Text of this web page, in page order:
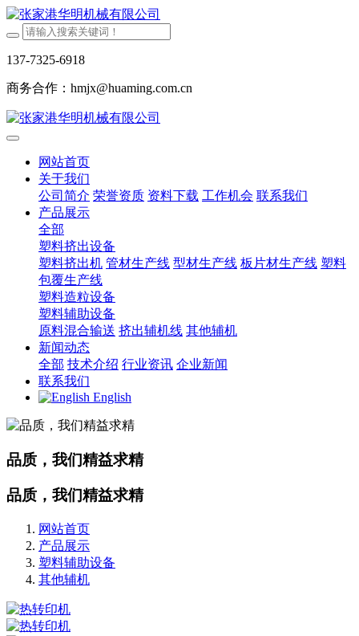
137-7325-6918
商务合作：hmjx@huaming.com.cn
网站首页
关于我们
公司简介 荣誉资质 资料下载 工作机会 联系我们
产品展示
全部
塑料挤出设备
塑料挤出机 管材生产线 型材生产线 板片材生产线 塑料
包覆生产线
塑料造粒设备
塑料辅助设备
原料混合输送 挤出辅机线 其他辅机
新闻动态
全部 技术介绍 行业资讯 企业新闻
联系我们
English
品质，我们精益求精
品质，我们精益求精
网站首页
产品展示
塑料辅助设备
其他辅机